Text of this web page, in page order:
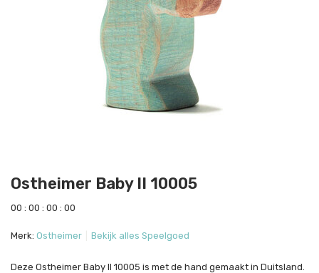
Ostheimer Baby II 10005
00 : 00 : 00 : 00
Merk: Ostheimer Bekijk alles Speelgoed
Deze Ostheimer Baby II 10005 is met de hand gemaakt in Duitsland.